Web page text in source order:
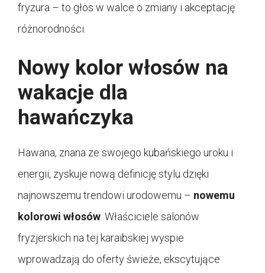
fryzura – to głos w walce o zmiany i akceptację
różnorodności.
Nowy kolor włosów na
wakacje dla
hawańczyka
Hawana, znana ze swojego kubańskiego uroku i
energii, zyskuje nową definicję stylu dzięki
najnowszemu trendowi urodowemu – nowemu
kolorowi włosów . Właściciele salonów
fryzjerskich na tej karaibskiej wyspie
wprowadzają do oferty świeże, ekscytujące